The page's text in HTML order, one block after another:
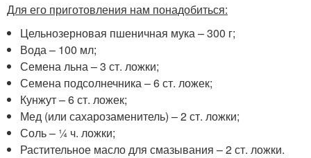
Для его приготовления нам понадобиться:
Цельнозерновая пшеничная мука – 300 г;
Вода – 100 мл;
Семена льна – 3 ст. ложки;
Семена подсолнечника – 6 ст. ложек;
Кунжут – 6 ст. ложек;
Мед (или сахарозаменитель) – 2 ст. ложки;
Соль – ¼ ч. ложки;
Растительное масло для смазывания – 2 ст. ложки.